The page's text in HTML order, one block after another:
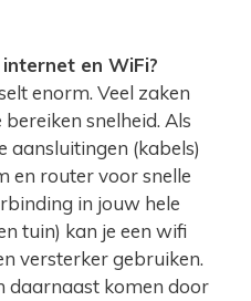
en WiFi?
enorm. Veel zaken
snelheid. Als
aansluitingen (kabels)
en router voor snelle
in jouw hele
tuin) kan je een wifi
versterker gebruiken.
daarnaast komen door